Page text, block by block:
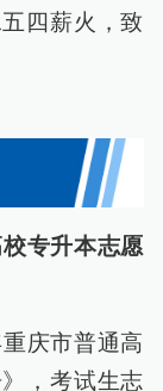
四薪火，致
专升本志愿
庆市普通高
，考试生志